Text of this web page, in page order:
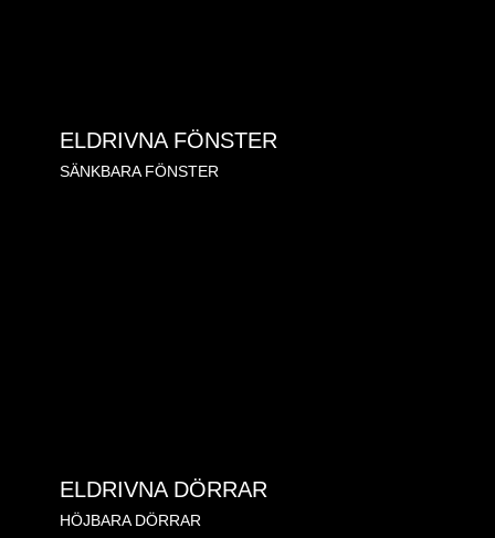
ELDRIVNA FÖNSTER
SÄNKBARA FÖNSTER
ELDRIVNA DÖRRAR
HÖJBARA DÖRRAR